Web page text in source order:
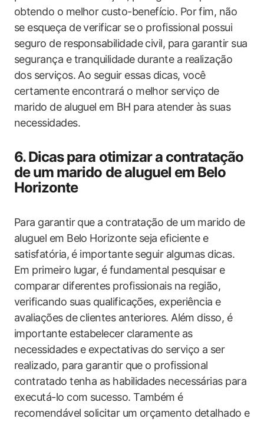
obtendo o melhor custo-benefício. Por fim, não
se esqueça de verificar se o profissional possui
seguro de responsabilidade civil, para garantir sua
segurança e tranquilidade durante a realização
dos serviços. Ao seguir essas dicas, você
certamente encontrará o melhor serviço de
marido de aluguel em BH para atender às suas
necessidades.
6. Dicas para otimizar a contratação
de um marido de aluguel em Belo
Horizonte
Para garantir que a contratação de um marido de
aluguel em Belo Horizonte seja eficiente e
satisfatória, é importante seguir algumas dicas.
Em primeiro lugar, é fundamental pesquisar e
comparar diferentes profissionais na região,
verificando suas qualificações, experiência e
avaliações de clientes anteriores. Além disso, é
importante estabelecer claramente as
necessidades e expectativas do serviço a ser
realizado, para garantir que o profissional
contratado tenha as habilidades necessárias para
executá-lo com sucesso. Também é
recomendável solicitar um orçamento detalhado e